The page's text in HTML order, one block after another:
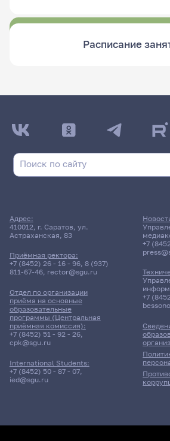
Расписание
Адрес:
410012, г. Саратов, ул.
Астраханская, 83
Приёмная ректора:
+7 (8452) 26 - 16 - 96, 8 (937)
811-67-46, rector@sgu.ru
Отдел по организации
приёма на основные
образовательные
программы (Центральная
приёмная комиссия):
+7 (8452) 51 - 92 - 26,
cpk@sgu.ru
International Students:
+7 (8452) 50 - 87 - 07,
ied@sgu.ru
+7
+7